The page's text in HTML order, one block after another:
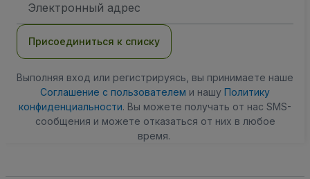
электронной
Присоединиться к списку
Выполняя вход или регистрируясь, вы принимаете наше
Соглашение с пользователем и нашу Политику
конфиденциальности. Вы можете получать от нас SMS-
сообщения и можете отказаться от них в любое
время.